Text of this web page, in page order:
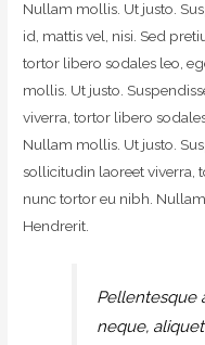
Nullam mollis. Ut justo.
id, mattis vel, nisi. Sed
tortor libero sodales leo,
mollis. Ut justo.
viverra, tortor libero
Nullam mollis. Ut justo.
sollicitudin laoreet viverra,
nunc tortor eu nibh.
Hendrerit.
Pellentesque
neque,